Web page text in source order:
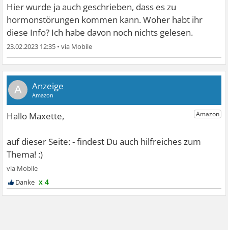
Hier wurde ja auch geschrieben, dass es zu
hormonstörungen kommen kann. Woher habt ihr
diese Info? Ich habe davon noch nichts gelesen.
23.02.2023 12:35 •
A
x 4